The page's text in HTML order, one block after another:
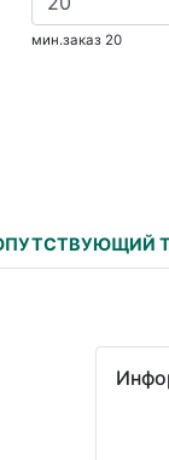
мин.заказ 20